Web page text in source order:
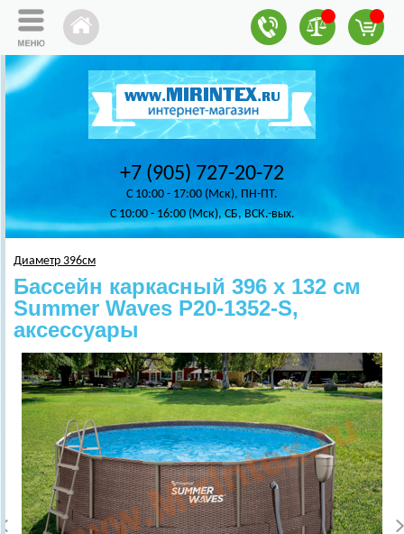
+7 (905) 727-20-72
C 10:00 - 17:00 (Мск), ПН-ПТ.
C 10:00 - 16:00 (Мск), СБ, ВСК.-вых.
Диаметр 396см
Бассейн каркасный 396 х 132 см
Summer Waves Р20-1352-S,
аксессуары